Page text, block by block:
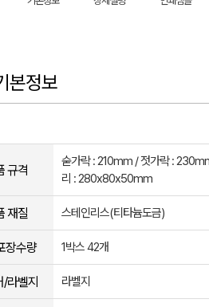
본정보
규격
숟가락 : 210mm / 젓가락 :
리 : 280x80x50mm
재질 스테인리스(티타늄도금)
장수량 1박스 42개
/라벨지 라벨지